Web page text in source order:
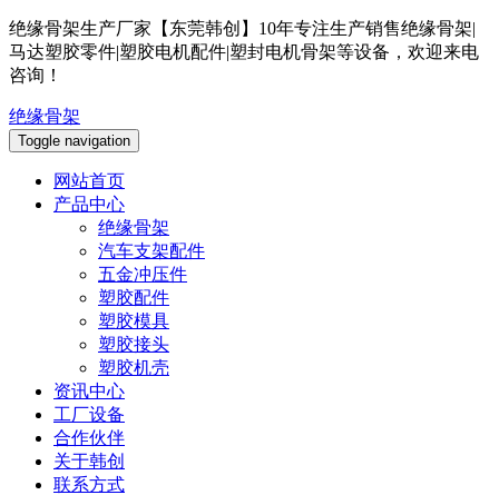
绝缘骨架生产厂家【东莞韩创】10年专注生产销售绝缘骨架|
马达塑胶零件|塑胶电机配件|塑封电机骨架等设备，欢迎来电
咨询！
绝缘骨架
Toggle navigation
网站首页
产品中心
绝缘骨架
汽车支架配件
五金冲压件
塑胶配件
塑胶模具
塑胶接头
塑胶机壳
资讯中心
工厂设备
合作伙伴
关于韩创
联系方式